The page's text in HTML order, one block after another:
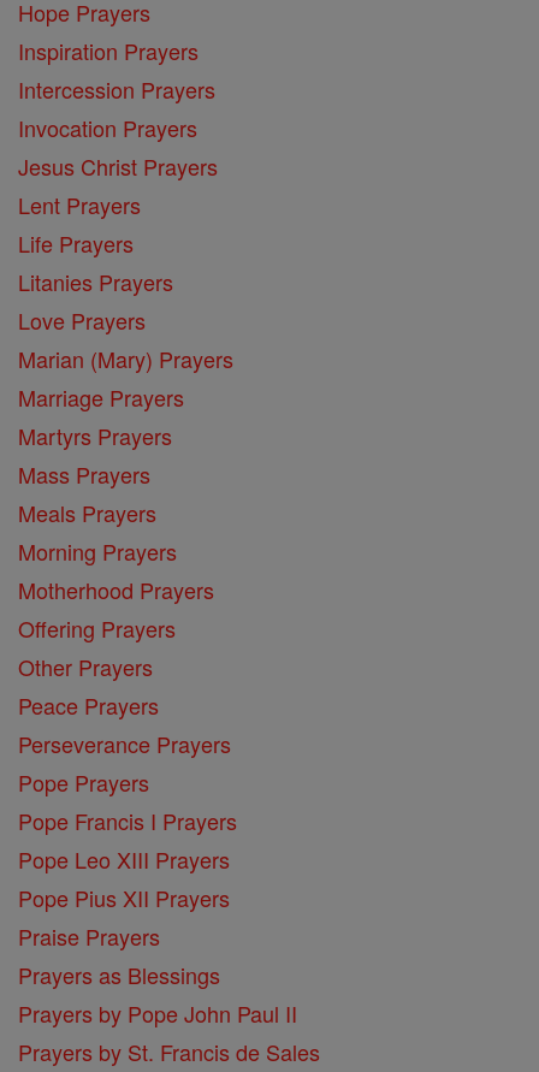
Hope Prayers
Inspiration Prayers
Intercession Prayers
Invocation Prayers
Jesus Christ Prayers
Lent Prayers
Life Prayers
Litanies Prayers
Love Prayers
Marian (Mary) Prayers
Marriage Prayers
Martyrs Prayers
Mass Prayers
Meals Prayers
Morning Prayers
Motherhood Prayers
Offering Prayers
Other Prayers
Peace Prayers
Perseverance Prayers
Pope Prayers
Pope Francis I Prayers
Pope Leo XIII Prayers
Pope Pius XII Prayers
Praise Prayers
Prayers as Blessings
Prayers by Pope John Paul II
Prayers by St. Francis de Sales